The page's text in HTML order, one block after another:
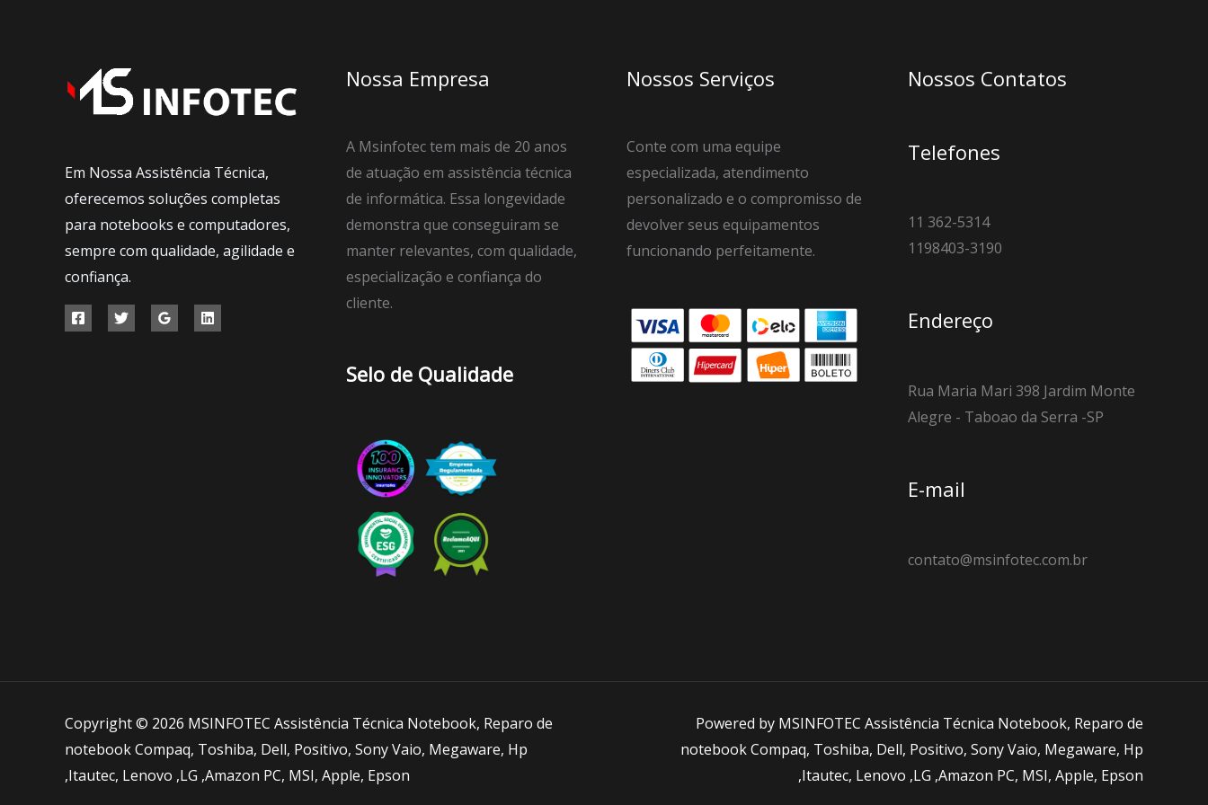
Em Nossa Assistência Técnica,
oferecemos soluções completas
para notebooks e computadores,
sempre com qualidade, agilidade e
confiança.
Nossa Empresa
A Msinfotec tem mais de 20 anos
de atuação em assistência técnica
de informática. Essa longevidade
demonstra que conseguiram se
manter relevantes, com qualidade,
especialização e confiança do
cliente.
Selo de Qualidade
Nossos Serviços
Conte com uma equipe
especializada, atendimento
personalizado e o compromisso de
devolver seus equipamentos
funcionando perfeitamente.
Nossos Contatos
Telefones
11 362-5314
1198403-3190
Endereço
Rua Maria Mari 398 Jardim Monte
Alegre - Taboao da Serra -SP
E-mail
contato@msinfotec.com.br
Copyright © 2026 MSINFOTEC Assistência Técnica Notebook, Reparo de
notebook Compaq, Toshiba, Dell, Positivo, Sony Vaio, Megaware, Hp
,Itautec, Lenovo ,LG ,Amazon PC, MSI, Apple, Epson
Powered by MSINFOTEC Assistência Técnica Notebook, Reparo de
notebook Compaq, Toshiba, Dell, Positivo, Sony Vaio, Megaware, Hp
,Itautec, Lenovo ,LG ,Amazon PC, MSI, Apple, Epson